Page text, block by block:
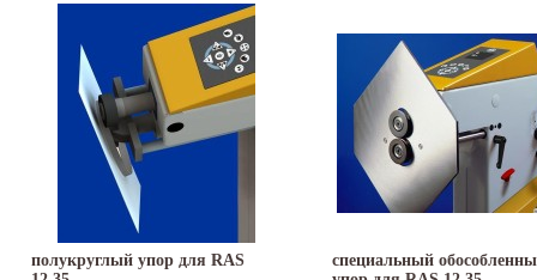
полукруглый упор для RAS
специальный